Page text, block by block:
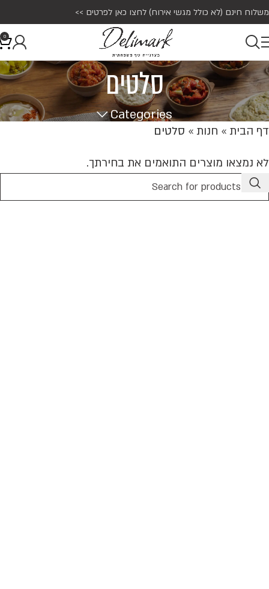
משלוח חינם (לא כולל מגשי אירוח) לחצו כאן לפרטים >>
0
סלטים
Categories
דף הבית » חנות » סלטים
לא נמצאו מוצרים התואמים את בחירתך.